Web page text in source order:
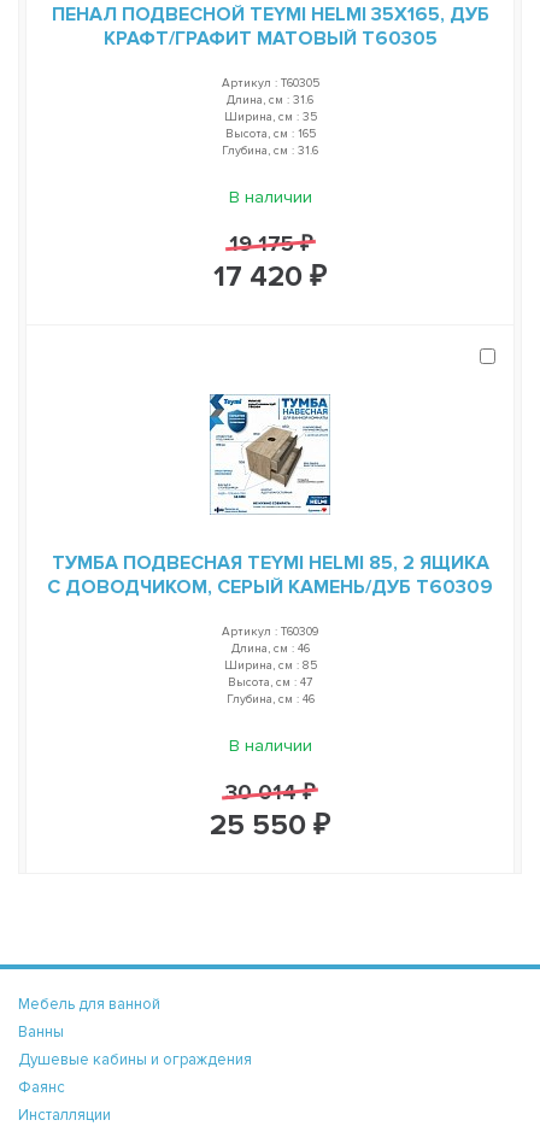
ПЕНАЛ ПОДВЕСНОЙ TEYMI HELMI 35Х165, ДУБ
КРАФТ/ГРАФИТ МАТОВЫЙ T60305
Артикул : T60305
Длина, см : 31.6
Ширина, см : 35
Высота, см : 165
Глубина, см : 31.6
В наличии
19 175 ₽
17 420 ₽
ТУМБА ПОДВЕСНАЯ TEYMI HELMI 85, 2 ЯЩИКА
С ДОВОДЧИКОМ, СЕРЫЙ КАМЕНЬ/ДУБ T60309
Артикул : T60309
Длина, см : 46
Ширина, см : 85
Высота, см : 47
Глубина, см : 46
В наличии
30 014 ₽
25 550 ₽
Мебель для ванной
Ванны
Душевые кабины и ограждения
Фаянс
Инсталляции